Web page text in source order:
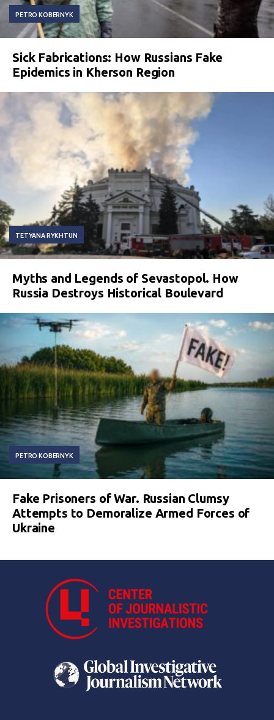
PETRO KOBERNYK
Sick Fabrications: How Russians Fake
Epidemics in Kherson Region
TETYANA RYKHTUN
Myths and Legends of Sevastopol. How
Russia Destroys Historical Boulevard
PETRO KOBERNYK
Fake Prisoners of War. Russian Clumsy
Attempts to Demoralize Armed Forces of
Ukraine